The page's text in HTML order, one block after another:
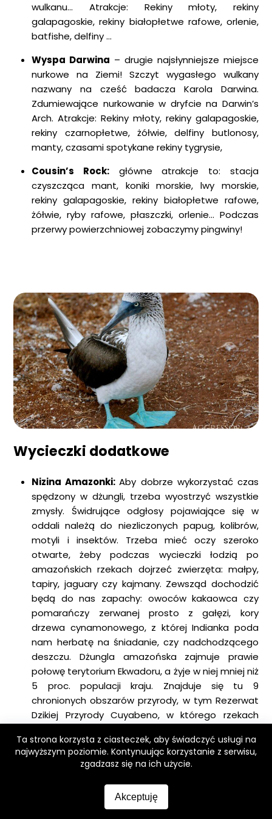
wulkanu… Atrakcje: Rekiny młoty, rekiny
galapagoskie, rekiny białopłetwe rafowe, orlenie,
batfishe, delfiny …
Wyspa Darwina – drugie najsłynniejsze miejsce
nurkowe na Ziemi! Szczyt wygasłego wulkany
nazwany na cześć badacza Karola Darwina.
Zdumiewające nurkowanie w dryfcie na Darwin’s
Arch. Atrakcje: Rekiny młoty, rekiny galapagoskie,
rekiny czarnopłetwe, żółwie, delfiny butlonosy,
manty, czasami spotykane rekiny tygrysie,
Cousin’s Rock: główne atrakcje to: stacja
czyszcząca mant, koniki morskie, lwy morskie,
rekiny galapagoskie, rekiny białopłetwe rafowe,
żółwie, ryby rafowe, płaszczki, orlenie… Podczas
przerwy powierzchniowej zobaczymy pingwiny!
Wycieczki dodatkowe
Nizina Amazonki:Aby dobrze wykorzystać czas
spędzony w dżungli, trzeba wyostrzyć wszystkie
zmysły. Świdrujące odgłosy pojawiające się w
oddali należą do niezliczonych papug, kolibrów,
motyli i insektów. Trzeba mieć oczy szeroko
otwarte, żeby podczas wycieczki łodzią po
amazońskich rzekach dojrzeć zwierzęta: małpy,
tapiry, jaguary czy kajmany. Zewsząd dochodzić
będą do nas zapachy: owoców kakaowca czy
pomarańczy zerwanej prosto z gałęzi, kory
drzewa cynamonowego, z której Indianka poda
nam herbatę na śniadanie, czy nadchodzącego
deszczu. Dżungla amazońska zajmuje prawie
połowę terytorium Ekwadoru, a żyje w niej mniej niż
5 proc. populacji kraju. Znajduje się tu 9
chronionych obszarów przyrody, w tym Rezerwat
Dzikiej Przyrody Cuyabeno, w którego rzekach
Park Narodowy Yasuní, gdzie żyją z dala od
cywilizacji plemiona Huaorani. Do dziewiczych
lasów Amazonii mogą dotrzeć nie tylko tak
wytrwali podróżnicy, jak sam Tony Halik.
słynie z targu rozmaitości, do
Ta strona korzysta z ciasteczek, aby świadczyć usługi na
najwyższym poziomie. Kontynuując korzystanie z serwisu,
zgadzasz się na ich użycie.
Akceptuję